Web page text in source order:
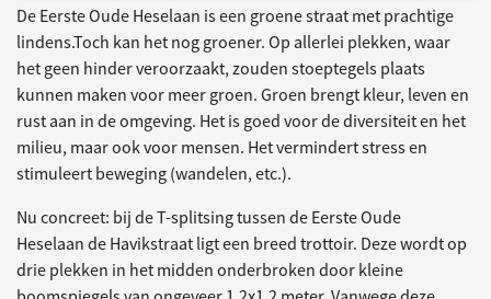
De Eerste Oude Heselaan is een groene straat met prachtige
lindens.Toch kan het nog groener. Op allerlei plekken, waar
het geen hinder veroorzaakt, zouden stoeptegels plaats
kunnen maken voor meer groen. Groen brengt kleur, leven en
rust aan in de omgeving. Het is goed voor de diversiteit en het
milieu, maar ook voor mensen. Het vermindert stress en
stimuleert beweging (wandelen, etc.).
Nu concreet: bij de T-splitsing tussen de Eerste Oude
Heselaan de Havikstraat ligt een breed trottoir. Deze wordt op
drie plekken in het midden onderbroken door kleine